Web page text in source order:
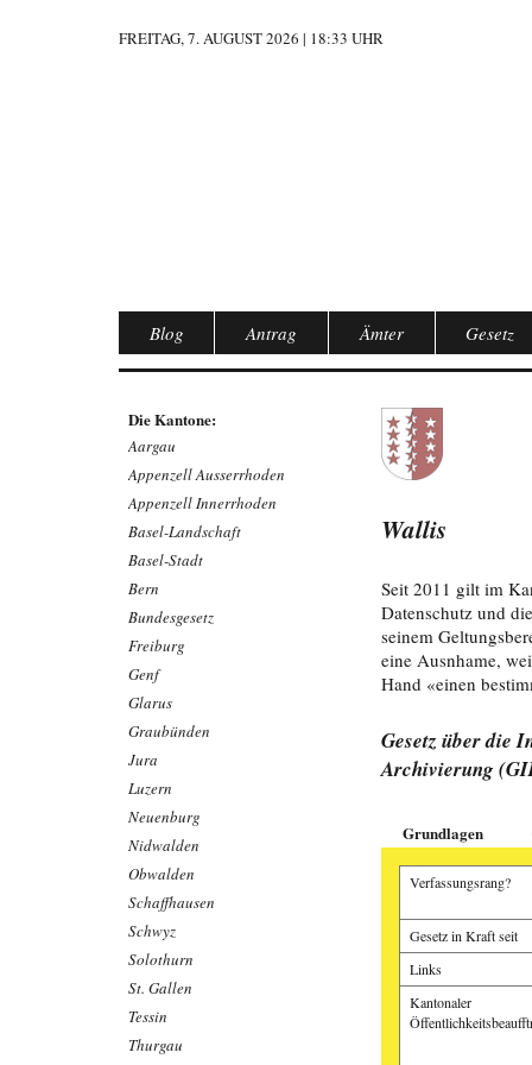
FREITAG, 7. AUGUST 2026 | 18:33 UHR
Blog Antrag Ämter Gesetz
Die Kantone:
Aargau
Appenzell Ausserrhoden
Appenzell Innerrhoden
Basel-Landschaft
Basel-Stadt
Bern
Bundesgesetz
Freiburg
Genf
Glarus
Graubünden
Jura
Luzern
Neuenburg
Nidwalden
Obwalden
Schaffhausen
Schwyz
Solothurn
St. Gallen
Tessin
Thurgau
Wallis
Seit 2011 gilt im
Datenschutz und
seinem
eine Ausnhame,
Hand «einen
Gesetz über die
Archivierung
Grundlagen
Verfassungsrang?
Gesetz in Kraft seit
Links
Kantonaler